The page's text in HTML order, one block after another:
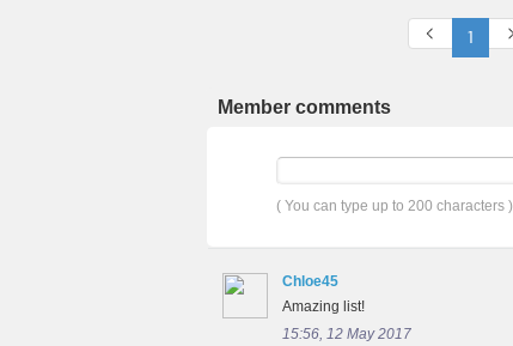
1
Member comments
( You can type up to 200 characters )
Chloe45
Amazing list!
15:56, 12 May 2017